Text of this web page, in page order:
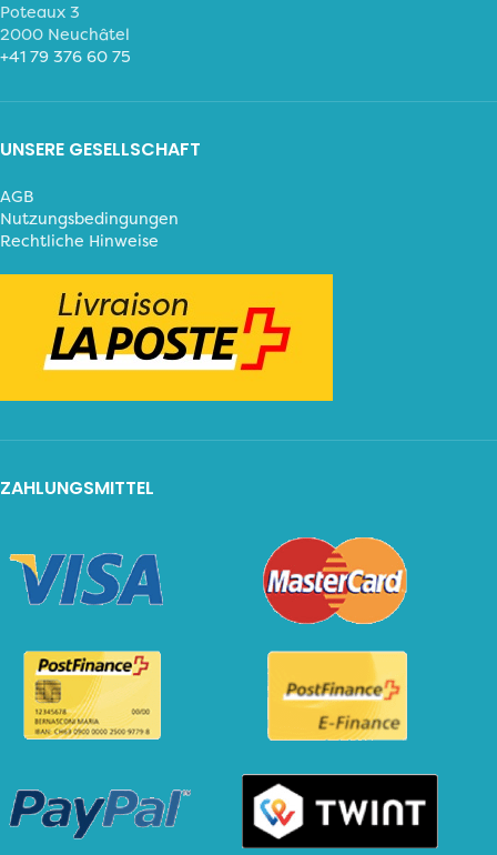
Poteaux 3
2000 Neuchâtel
+41 79 376 60 75
UNSERE GESELLSCHAFT
AGB
Nutzungsbedingungen
Rechtliche Hinweise
ZAHLUNGSMITTEL